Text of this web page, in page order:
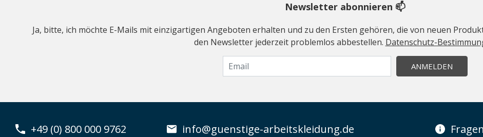
Newsletter abonnieren 📫
Ja, bitte, ich möchte E-Mails mit einzigartigen Angeboten erhalten und zu den Ersten gehören, die von neuen
den Newsletter jederzeit problemlos abbestellen. Datenschutz-
ANMELDEN
+49 (0) 800 000 9762 info@guenstige-arbeitskleidung.de